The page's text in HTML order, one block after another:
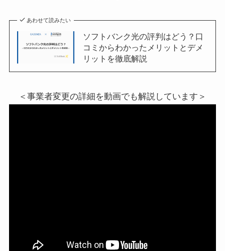
あわせて読みたい
ソフトバンク光の評判はどう？口
コミからわかったメリットとデメ
リットを徹底解説
＜事業者変更の詳細を動画でも解説しています＞